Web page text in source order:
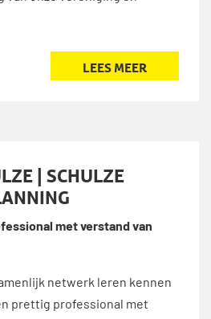
LEES MEER
| SCHULZE
met verstand van
netwerk leren kennen
prettig professional met